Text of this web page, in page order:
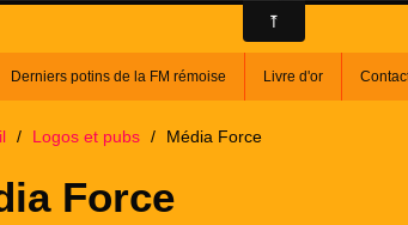
Derniers potins de la FM rémoise Livre d'or
/ Logos et pubs / Média Force
Force